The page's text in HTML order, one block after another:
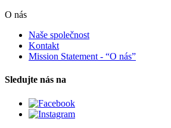
O nás
Naše společnost
Kontakt
Mission Statement - “O nás”
Sledujte nás na